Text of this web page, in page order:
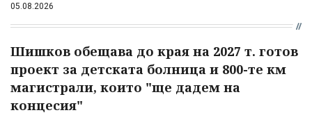
05.08.2026
Шишков обещава до края на 2027 т. готов
проект за детската болница и 800-те км
магистрали, които "ще дадем на
концесия"